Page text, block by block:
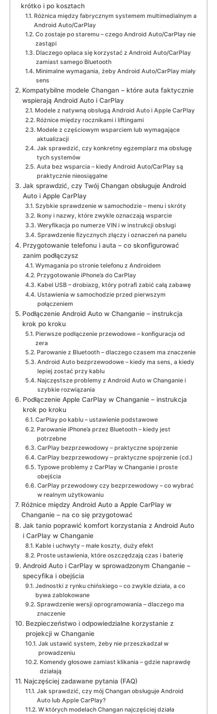
krótko i po kosztach
Różnica między fabrycznym systemem multimedialnym a
Android Auto/CarPlay
Co zostaje po staremu – czego Android Auto/CarPlay nie
zastąpi
Dlaczego opłaca się korzystać z Android Auto/CarPlay
zamiast samego Bluetooth
Minimalne wymagania, żeby Android Auto/CarPlay miały
sens
Kompatybilne modele Changan – które auta faktycznie
wspierają Android Auto i CarPlay
Modele z natywną obsługą Android Auto i Apple CarPlay
Różnice między rocznikami i liftingami
Modele z częściowym wsparciem lub wymagające
aktualizacji
Jak sprawdzić, czy konkretny egzemplarz ma obsługę
tych systemów
Auta bez wsparcia – kiedy Android Auto/CarPlay są
praktycznie nieosiągalne
Jak sprawdzić, czy Twój Changan obsługuje Android
Auto i Apple CarPlay
Szybkie sprawdzenie w samochodzie – menu i skróty
Ikony i nazwy, które zwykle oznaczają wsparcie
Weryfikacja po numerze VIN i w instrukcji obsługi
Sprawdzenie fizycznych złączy i oznaczeń na panelu
Przygotowanie telefonu i auta – co skonfigurować
zanim podłączysz
Wymagania po stronie telefonu z Androidem
Przygotowanie iPhone’a do CarPlay
Kabel USB – drobiazg, który potrafi zabić całą zabawę
Ustawienia w samochodzie przed pierwszym
połączeniem
Podłączenie Android Auto w Changanie – instrukcja
krok po kroku
Pierwsze podłączenie przewodowe – konfiguracja od
zera
Parowanie z Bluetooth – dlaczego czasem ma znaczenie
Android Auto bezprzewodowe – kiedy ma sens, a kiedy
lepiej zostać przy kablu
Najczęstsze problemy z Android Auto w Changanie i
szybkie rozwiązania
Podłączenie Apple CarPlay w Changanie – instrukcja
krok po kroku
CarPlay po kablu – ustawienie podstawowe
Parowanie iPhone’a przez Bluetooth – kiedy jest
potrzebne
CarPlay bezprzewodowy – praktyczne spojrzenie
CarPlay bezprzewodowy – praktyczne spojrzenie (cd.)
Typowe problemy z CarPlay w Changanie i proste
obejścia
CarPlay przewodowy czy bezprzewodowy – co wybrać
w realnym użytkowaniu
Różnice między Android Auto a Apple CarPlay w
Changanie – na co się przygotować
Jak tanio poprawić komfort korzystania z Android Auto
i CarPlay w Changanie
Kable i uchwyty – małe koszty, duży efekt
Proste ustawienia, które oszczędzają czas i baterię
Android Auto i CarPlay w sprowadzonym Changanie –
specyfika i obejścia
Jednostki z rynku chińskiego – co zwykle działa, a co
bywa zablokowane
Sprawdzenie wersji oprogramowania – dlaczego ma
znaczenie
Bezpieczeństwo i odpowiedzialne korzystanie z
projekcji w Changanie
Jak ustawić system, żeby nie przeszkadzał w
prowadzeniu
Komendy głosowe zamiast klikania – gdzie naprawdę
działają
Najczęściej zadawane pytania (FAQ)
Jak sprawdzić, czy mój Changan obsługuje Android
Auto lub Apple CarPlay?
W których modelach Changan najczęściej działa